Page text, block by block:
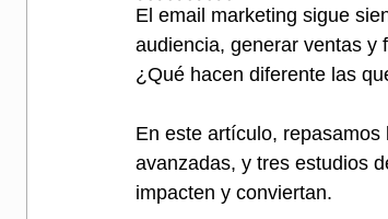
El email marketing sigue
audiencia, generar ventas y
¿Qué hacen diferente las
En este artículo, repasamos
avanzadas, y tres estudios
impacten y conviertan.